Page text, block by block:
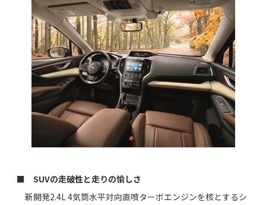
■ SUVの走破性と走りの愉しさ
新開発2.4L 4気筒水平対向直噴ターボエンジンを核とするシ